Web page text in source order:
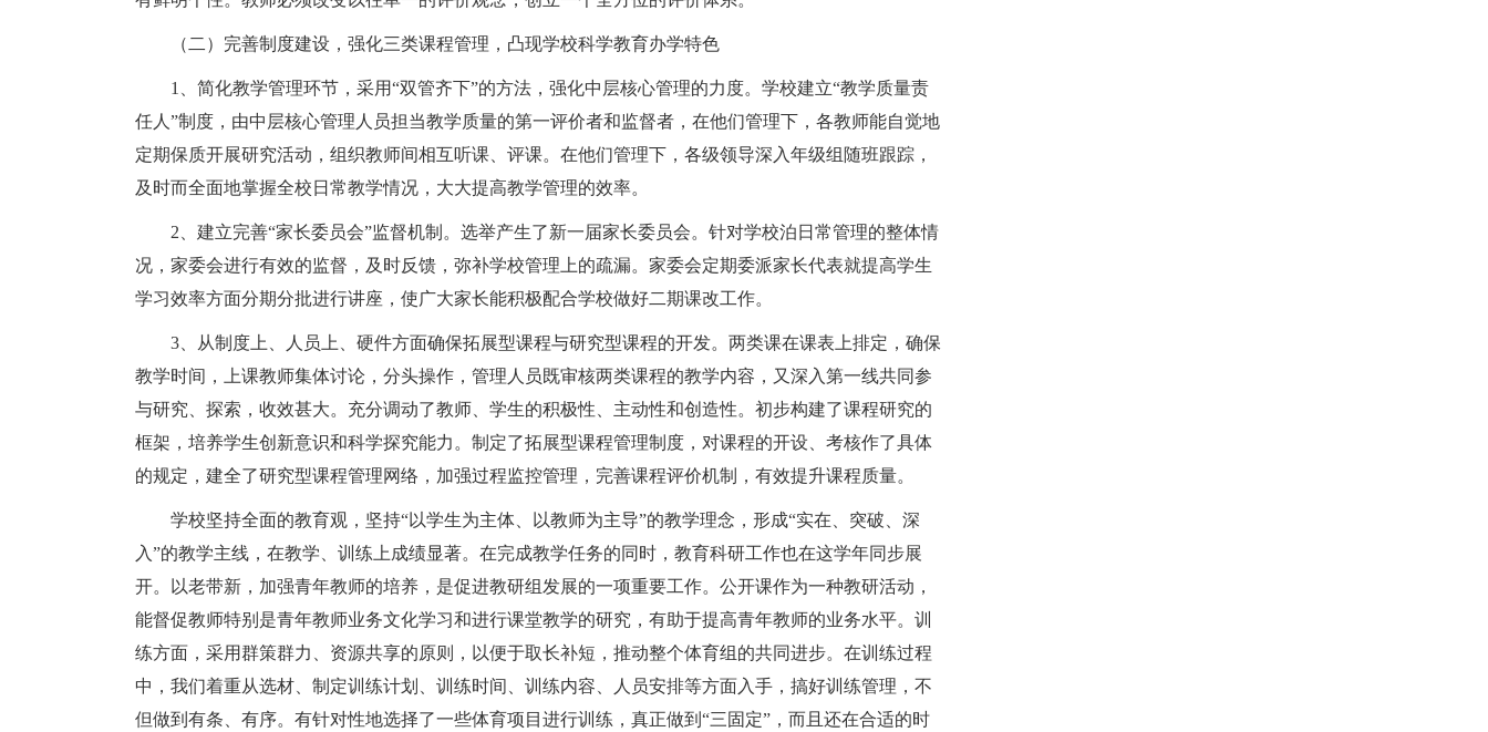
（二）完善制度建设，强化三类课程管理，凸现学校科学教育办学特色
1、简化教学管理环节，采用“双管齐下”的方法，强化中层核心管理的力度。学校建立“教学质量责
任人”制度，由中层核心管理人员担当教学质量的第一评价者和监督者，在他们管理下，各教师能自觉地
定期保质开展研究活动，组织教师间相互听课、评课。在他们管理下，各级领导深入年级组随班跟踪，
及时而全面地掌握全校日常教学情况，大大提高教学管理的效率。
2、建立完善“家长委员会”监督机制。选举产生了新一届家长委员会。针对学校泊日常管理的整体情
况，家委会进行有效的监督，及时反馈，弥补学校管理上的疏漏。家委会定期委派家长代表就提高学生
学习效率方面分期分批进行讲座，使广大家长能积极配合学校做好二期课改工作。
3、从制度上、人员上、硬件方面确保拓展型课程与研究型课程的开发。两类课在课表上排定，确保
教学时间，上课教师集体讨论，分头操作，管理人员既审核两类课程的教学内容，又深入第一线共同参
与研究、探索，收效甚大。充分调动了教师、学生的积极性、主动性和创造性。初步构建了课程研究的
框架，培养学生创新意识和科学探究能力。制定了拓展型课程管理制度，对课程的开设、考核作了具体
的规定，建全了研究型课程管理网络，加强过程监控管理，完善课程评价机制，有效提升课程质量。
学校坚持全面的教育观，坚持“以学生为主体、以教师为主导”的教学理念，形成“实在、突破、深
入”的教学主线，在教学、训练上成绩显著。在完成教学任务的同时，教育科研工作也在这学年同步展
开。以老带新，加强青年教师的培养，是促进教研组发展的一项重要工作。公开课作为一种教研活动，
能督促教师特别是青年教师业务文化学习和进行课堂教学的研究，有助于提高青年教师的业务水平。训
练方面，采用群策群力、资源共享的原则，以便于取长补短，推动整个体育组的共同进步。在训练过程
中，我们着重从选材、制定训练计划、训练时间、训练内容、人员安排等方面入手，搞好训练管理，不
但做到有条、有序。有针对性地选择了一些体育项目进行训练，真正做到“三固定”，而且还在合适的时